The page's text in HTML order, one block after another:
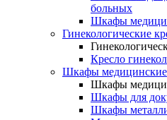
больных
Шкафы
Гинекологические
Кресло
Шкафы медицинские
Шкафы
Шкафы для
Шкафы